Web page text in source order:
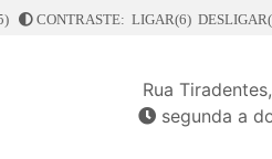
CONTRASTE: LIGAR(6)
Rua
segunda a